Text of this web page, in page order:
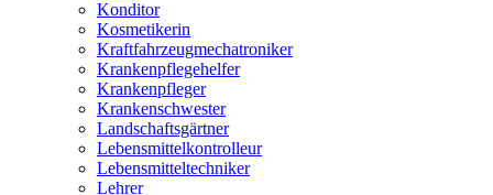
Konditor
Kosmetikerin
Kraftfahrzeugmechatroniker
Krankenpflegehelfer
Krankenpfleger
Krankenschwester
Landschaftsgärtner
Lebensmittelkontrolleur
Lebensmitteltechniker
Lehrer